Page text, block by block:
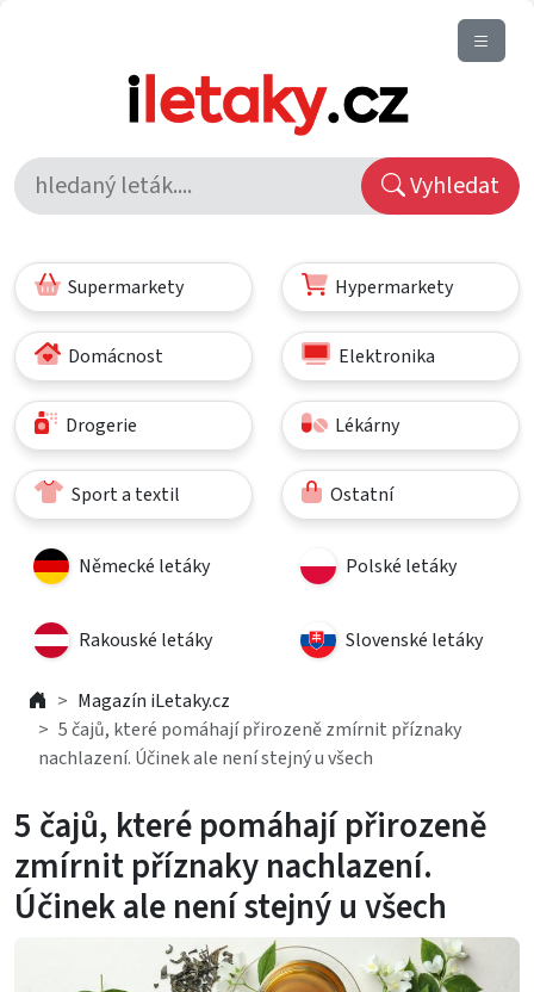
Vyhledat
Supermarkety Hypermarkety
Domácnost Elektronika
Drogerie Lékárny
Sport a textil Ostatní
Německé letáky Polské letáky
Rakouské letáky Slovenské letáky
Magazín iLetaky.cz
5 čajů, které pomáhají přirozeně zmírnit příznaky
nachlazení. Účinek ale není stejný u všech
5 čajů, které pomáhají přirozeně
zmírnit příznaky nachlazení.
Účinek ale není stejný u všech